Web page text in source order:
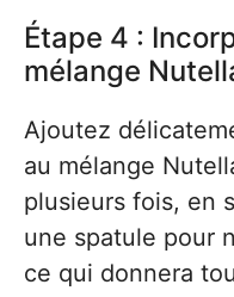
Étape 4 :
mélange
Ajoutez
au mélange
plusieurs fois, en
une spatule pour
ce qui donnera